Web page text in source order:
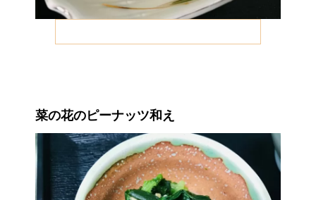
菜の花のピーナッツ和え